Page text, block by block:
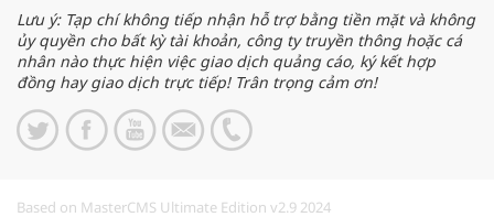
Lưu ý: Tạp chí không tiếp nhận hỗ trợ bằng tiền mặt và không
ủy quyền cho bất kỳ tài khoản, công ty truyền thông hoặc cá
nhân nào thực hiện việc giao dịch quảng cáo, ký kết hợp
đồng hay giao dịch trực tiếp! Trân trọng cảm ơn!
Based on MasterCMS Ultimate Edition v2.9 2024